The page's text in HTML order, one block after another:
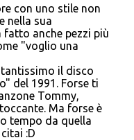
con uno stile non
nella sua
fatto anche pezzi più
"voglio una
il disco
del 1991. Forse ti
Tommy,
Ma forse è
tempo da quella
:D